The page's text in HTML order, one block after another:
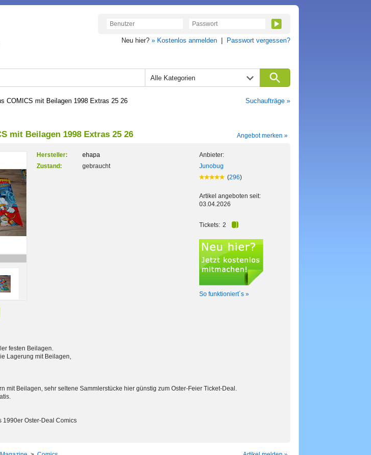
Neu hier? » Kostenlos anmelden Passwort vergessen?
Alle Kategorien
COMICS mit Beilagen 1998 Extras 25 26 Suchaufträge »
mit Beilagen 1998 Extras 25 26 Angebot merken »
Hersteller:
ehapa
Zustand:
gebraucht
Anbieter:
Junobug
(296)
Artikel angeboten seit:
03.04.2026
Tickets: 2
So funktioniert´s »
festen Beilagen.
Lagerung mit Beilagen,
mit Beilagen, sehr seltene Sammlerstücke hier günstig zum Oster-Feier Ticket-Deal.
1990er Oster-Deal Comics